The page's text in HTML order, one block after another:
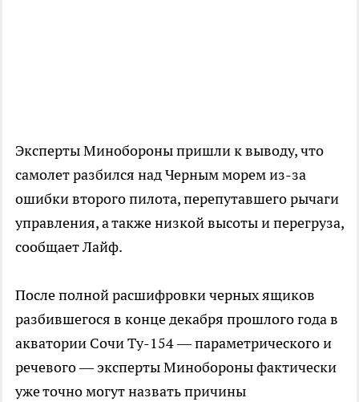
Эксперты Минобороны пришли к выводу, что
самолет разбился над Черным морем из-за
ошибки второго пилота, перепутавшего рычаги
управления, а также низкой высоты и перегруза,
сообщает Лайф.
После полной расшифровки черных ящиков
разбившегося в конце декабря прошлого года в
акватории Сочи Ту-154 — параметрического и
речевого — эксперты Минобороны фактически
уже точно могут назвать причины